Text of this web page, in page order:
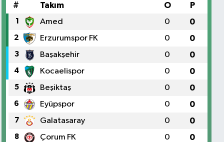
# Takım O P
1 Amed 0 0
2 Erzurumspor FK 0 0
3 Başakşehir 0 0
4 Kocaelispor 0 0
5 Beşiktaş 0 0
6 Eyüpspor 0 0
7 Galatasaray 0 0
8 Çorum FK 0 0